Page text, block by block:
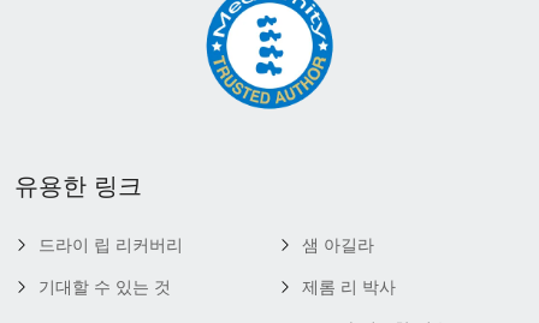
유용한 링크
드라이 립 리커버리
기대할 수 있는 것
샘 아길라
제롬 리 박사